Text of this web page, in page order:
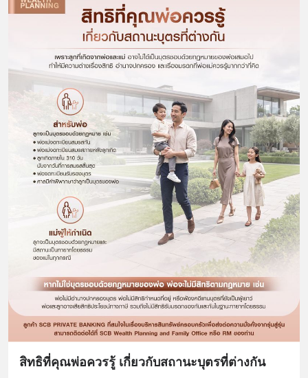
สิทธิที่คุณพ่อควรรู้ เกี่ยวกับสถานะบุตรที่ต่างกัน